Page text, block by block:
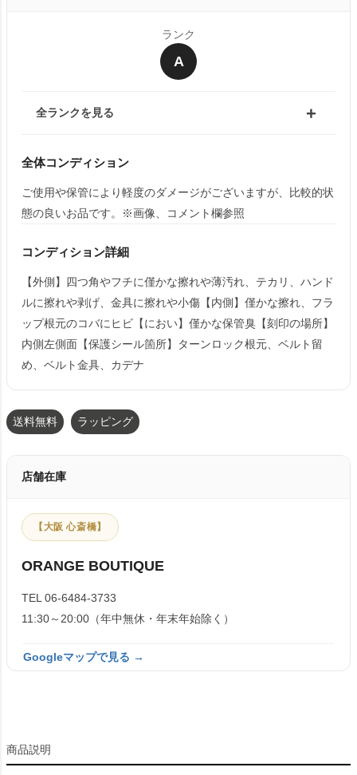
ランク
A
全ランクを見る
全体コンディション
ご使用や保管により軽度のダメージがございますが、比較的状
態の良いお品です。※画像、コメント欄参照
コンディション詳細
【外側】四つ角やフチに僅かな擦れや薄汚れ、テカリ、ハンド
ルに擦れや剥げ、金具に擦れや小傷【内側】僅かな擦れ、フラ
ップ根元のコバにヒビ【におい】僅かな保管臭【刻印の場所】
内側左側面【保護シール箇所】ターンロック根元、ベルト留
め、ベルト金具、カデナ
送料無料 ラッピング
店舗在庫
【大阪 心斎橋】
ORANGE BOUTIQUE
TEL 06-6484-3733
11:30～20:00（年中無休・年末年始除く）
Googleマップで見る →
商品説明